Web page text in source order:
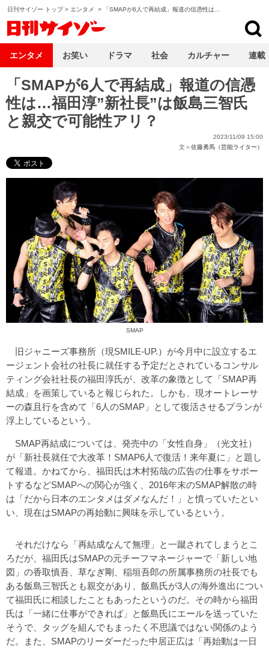
日刊サイゾー トップ> エンタメ > 「SMAPが6人で再結成」報道の信憑性は…
「SMAPが6人で再結成」報道の信憑
性は…福田淳”新社長”は飯島三智氏
と親交で可能性アリ？
2023/11/09 15:00
文＝佐藤勇馬（芸能ライター）
SMAP
旧ジャニーズ事務所（現SMILE-UP.）が今月中に設立するエ
ージェント会社の社長に就任する予定だとされているコンサル
ティング会社社長の福田淳氏が、改革の象徴として「SMAP再
結成」を画策していると報じられた。しかも、現オートレーサ
ーの森且行を含めて「6人のSMAP」として復活させるプランが
浮上しているという。
SMAP再結成については、発売中の「女性自身」（光文社）
が「新社長就任で大改革！SMAP6人で復活！来年夏に」と題し
て報道。かねてから、福田氏は木村拓哉の広告の仕事をサポー
トするなどSMAPへの関心が強く、2016年末のSMAP解散の時
は「だから日本のエンタメはダメなんだ！」と憤っていたとい
い、現在はSMAPの再始動に興味を示しているという。
それだけなら「再結成なんて無理」と一蹴されてしまうとこ
ろだが、福田氏はSMAPの元チーフマネージャーで「新しい地
図」の香取慎吾、草なぎ剛、稲垣吾郎の所属事務所の社長でも
ある飯島三智氏とも親交があり、飯島氏が3人の海外進出につい
て福田氏に相談したこともあったというのだ。その時から福田
氏は「一緒に仕事ができれば」と飯島氏にエールを送っていた
そうで、タッグを組んでもまったく不思議ではない関係のよう
だ。また、SMAPのリーダーだった中居正広は「再始動は一日
エンタメ お笑い ドラマ 社会 カルチャー 連載